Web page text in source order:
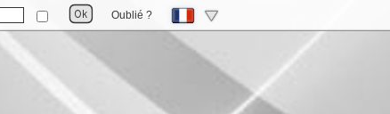
Oublié ?